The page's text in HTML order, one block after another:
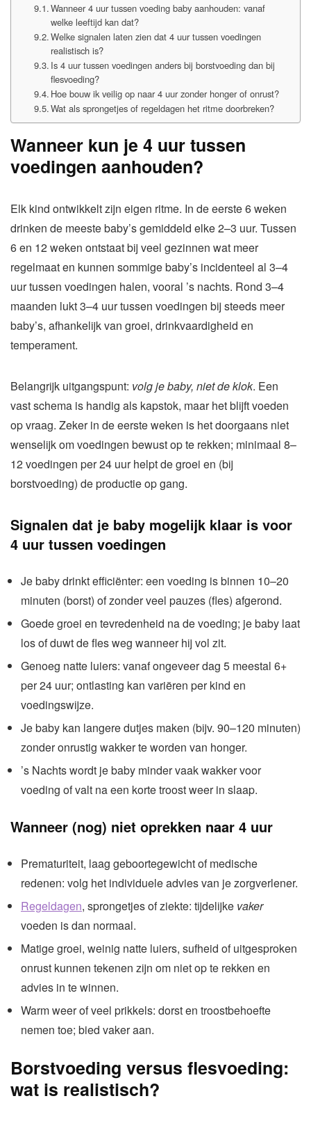
Wanneer 4 uur tussen voeding baby aanhouden: vanaf
welke leeftijd kan dat?
Welke signalen laten zien dat 4 uur tussen voedingen
realistisch is?
Is 4 uur tussen voedingen anders bij borstvoeding dan bij
flesvoeding?
Hoe bouw ik veilig op naar 4 uur zonder honger of onrust?
Wat als sprongetjes of regeldagen het ritme doorbreken?
Wanneer kun je 4 uur tussen
voedingen aanhouden?
Elk kind ontwikkelt zijn eigen ritme. In de eerste 6 weken
drinken de meeste baby’s gemiddeld elke 2–3 uur. Tussen
6 en 12 weken ontstaat bij veel gezinnen wat meer
regelmaat en kunnen sommige baby’s incidenteel al 3–4
uur tussen voedingen halen, vooral ’s nachts. Rond 3–4
maanden lukt 3–4 uur tussen voedingen bij steeds meer
baby’s, afhankelijk van groei, drinkvaardigheid en
temperament.
Belangrijk uitgangspunt: volg je baby, niet de klok. Een
vast schema is handig als kapstok, maar het blijft voeden
op vraag. Zeker in de eerste weken is het doorgaans niet
wenselijk om voedingen bewust op te rekken; minimaal 8–
12 voedingen per 24 uur helpt de groei en (bij
borstvoeding) de productie op gang.
Signalen dat je baby mogelijk klaar is voor
4 uur tussen voedingen
Je baby drinkt efficiënter: een voeding is binnen 10–20
minuten (borst) of zonder veel pauzes (fles) afgerond.
Goede groei en tevredenheid na de voeding; je baby laat
los of duwt de fles weg wanneer hij vol zit.
Genoeg natte luiers: vanaf ongeveer dag 5 meestal 6+
per 24 uur; ontlasting kan variëren per kind en
voedingswijze.
Je baby kan langere dutjes maken (bijv. 90–120 minuten)
zonder onrustig wakker te worden van honger.
’s Nachts wordt je baby minder vaak wakker voor
voeding of valt na een korte troost weer in slaap.
Wanneer (nog) niet oprekken naar 4 uur
Prematuriteit, laag geboortegewicht of medische
redenen: volg het individuele advies van je zorgverlener.
Regeldagen, sprongetjes of ziekte: tijdelijke vaker
voeden is dan normaal.
Matige groei, weinig natte luiers, sufheid of uitgesproken
onrust kunnen tekenen zijn om niet op te rekken en
advies in te winnen.
Warm weer of veel prikkels: dorst en troostbehoefte
nemen toe; bied vaker aan.
Borstvoeding versus flesvoeding:
wat is realistisch?